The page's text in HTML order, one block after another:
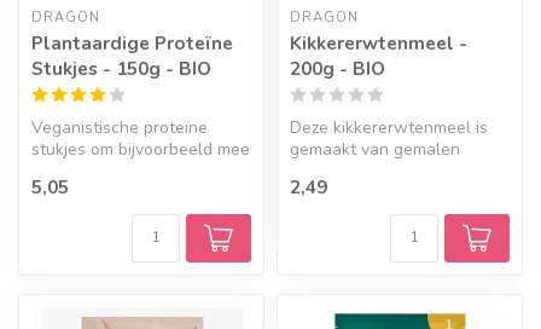
DRAGON
Plantaardige Proteïne
Stukjes - 150g - BIO
Veganistische proteïne
stukjes om bijvoorbeeld mee
proteïne...
5,05
DRAGON
Kikkererwtenmeel -
200g - BIO
Deze kikkererwtenmeel is
gemaakt van gemalen
heeft een n...
2,49